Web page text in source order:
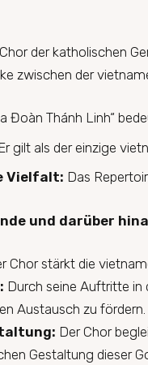
der katholischen
zwischen der
Đoàn Thánh Linh“
gilt als der einzige
Vielfalt: Das
und darüber
Chor stärkt die
Durch seine Auftritte in
Austausch zu fördern.
Der Chor
Gestaltung dieser